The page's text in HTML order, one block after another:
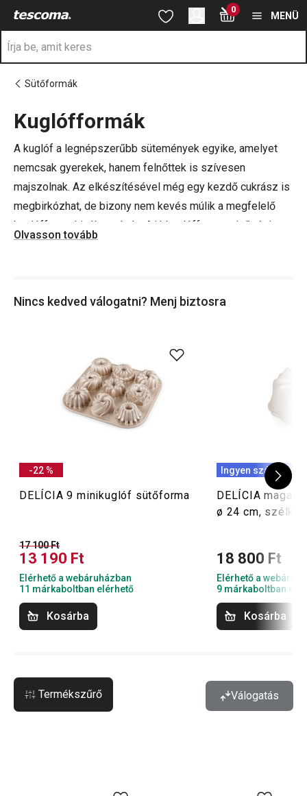
A Kuglóf sütőformák oldalon tartózkodik
Ugrás a fő tartalomhoz
Ugrás a kereséshez
Ugrás a navigációhoz 0
MENÜ
Sütőformák
Kuglófformák
A kuglóf a legnépszerűbb sütemények egyike, amelyet
nemcsak gyerekek, hanem felnőttek is szívesen
majszolnak. Az elkészítésével még egy kezdő cukrász is
megbirkózhat, de bizony nem kevés múlik a megfelelő
kuglófforma kiválasztásán. A jó kuglófforma minőségi,
tapadásmentes anyagból készül.
többféle kivitelben. Nálunk alacsonyabb és magasabb
találsz, amelyben akár tortalapokat is süthetsz.
Tippünk: Szeretsz cukrászkodni? Nézd meg más
cukrászkellékeinketis, köztük például a
Olvasson tovább
Nincs kedved válogatni? Menj biztosra
-22 %
DELÍCIA 9 minikuglóf sütőforma
17 100 Ft
13 190 Ft
Elérhető a webáruházban
11 márkaboltban elérhető
Kosárba
Ingyen szállítás
DELÍCIA magas
ø 24 cm,
18 800 Ft
Elérhető a
9 márkaboltban
Kosárba
Termékszűrő Válogatás